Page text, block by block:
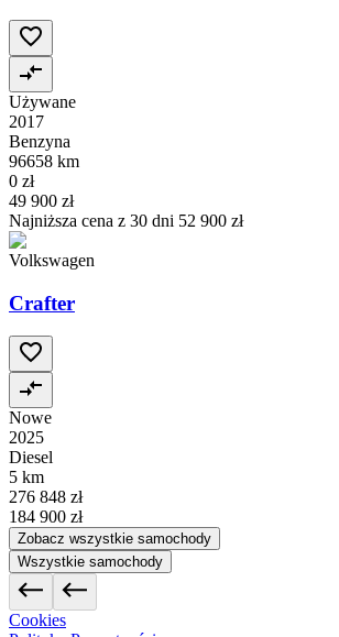
Używane
2017
Benzyna
96658 km
0 zł
49 900 zł
Najniższa cena z 30 dni 52 900 zł
Volkswagen
Crafter
Nowe
2025
Diesel
5 km
276 848 zł
184 900 zł
Zobacz wszystkie samochody
Wszystkie samochody
Cookies